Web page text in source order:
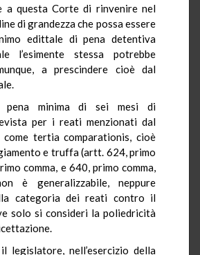
a questa Corte di rinvenire nel
di grandezza che possa essere
edittale di pena detentiva
l’esimente stessa potrebbe
a prescindere cioè dal
pena minima di sei mesi di
per i reati menzionati dal
tertia comparationis, cioè
e truffa (artt. 624, primo
comma, e 640, primo comma,
è generalizzabile, neppure
categoria dei reati contro il
solo si consideri la poliedricità
legislatore, nell’esercizio della